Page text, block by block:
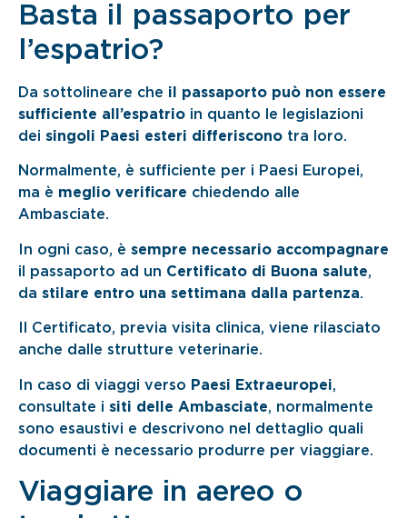
Basta il passaporto per
l’espatrio?
Da sottolineare che il passaporto può non essere
sufficiente all’espatrio in quanto le legislazioni
dei singoli Paesi esteri differiscono tra loro.
Normalmente, è sufficiente per i Paesi Europei,
ma è meglio verificare chiedendo alle
Ambasciate.
In ogni caso, è sempre necessario accompagnare
il passaporto ad un Certificato di Buona salute,
da stilare entro una settimana dalla partenza.
Il Certificato, previa visita clinica, viene rilasciato
anche dalle strutture veterinarie.
In caso di viaggi verso Paesi Extraeuropei,
consultate i siti delle Ambasciate, normalmente
sono esaustivi e descrivono nel dettaglio quali
documenti è necessario produrre per viaggiare.
Viaggiare in aereo o